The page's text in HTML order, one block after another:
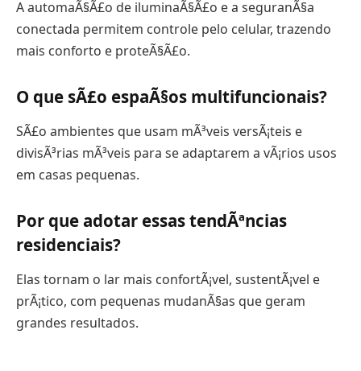
A automaÃ§Ã£o de iluminaÃ§Ã£o e a seguranÃ§a
conectada permitem controle pelo celular, trazendo
mais conforto e proteÃ§Ã£o.
O que sÃ£o espaÃ§os multifuncionais?
SÃ£o ambientes que usam mÃ³veis versÃ¡teis e
divisÃ³rias mÃ³veis para se adaptarem a vÃ¡rios usos
em casas pequenas.
Por que adotar essas tendÃªncias
residenciais?
Elas tornam o lar mais confortÃ¡vel, sustentÃ¡vel e
prÃ¡tico, com pequenas mudanÃ§as que geram
grandes resultados.